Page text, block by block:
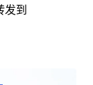
到